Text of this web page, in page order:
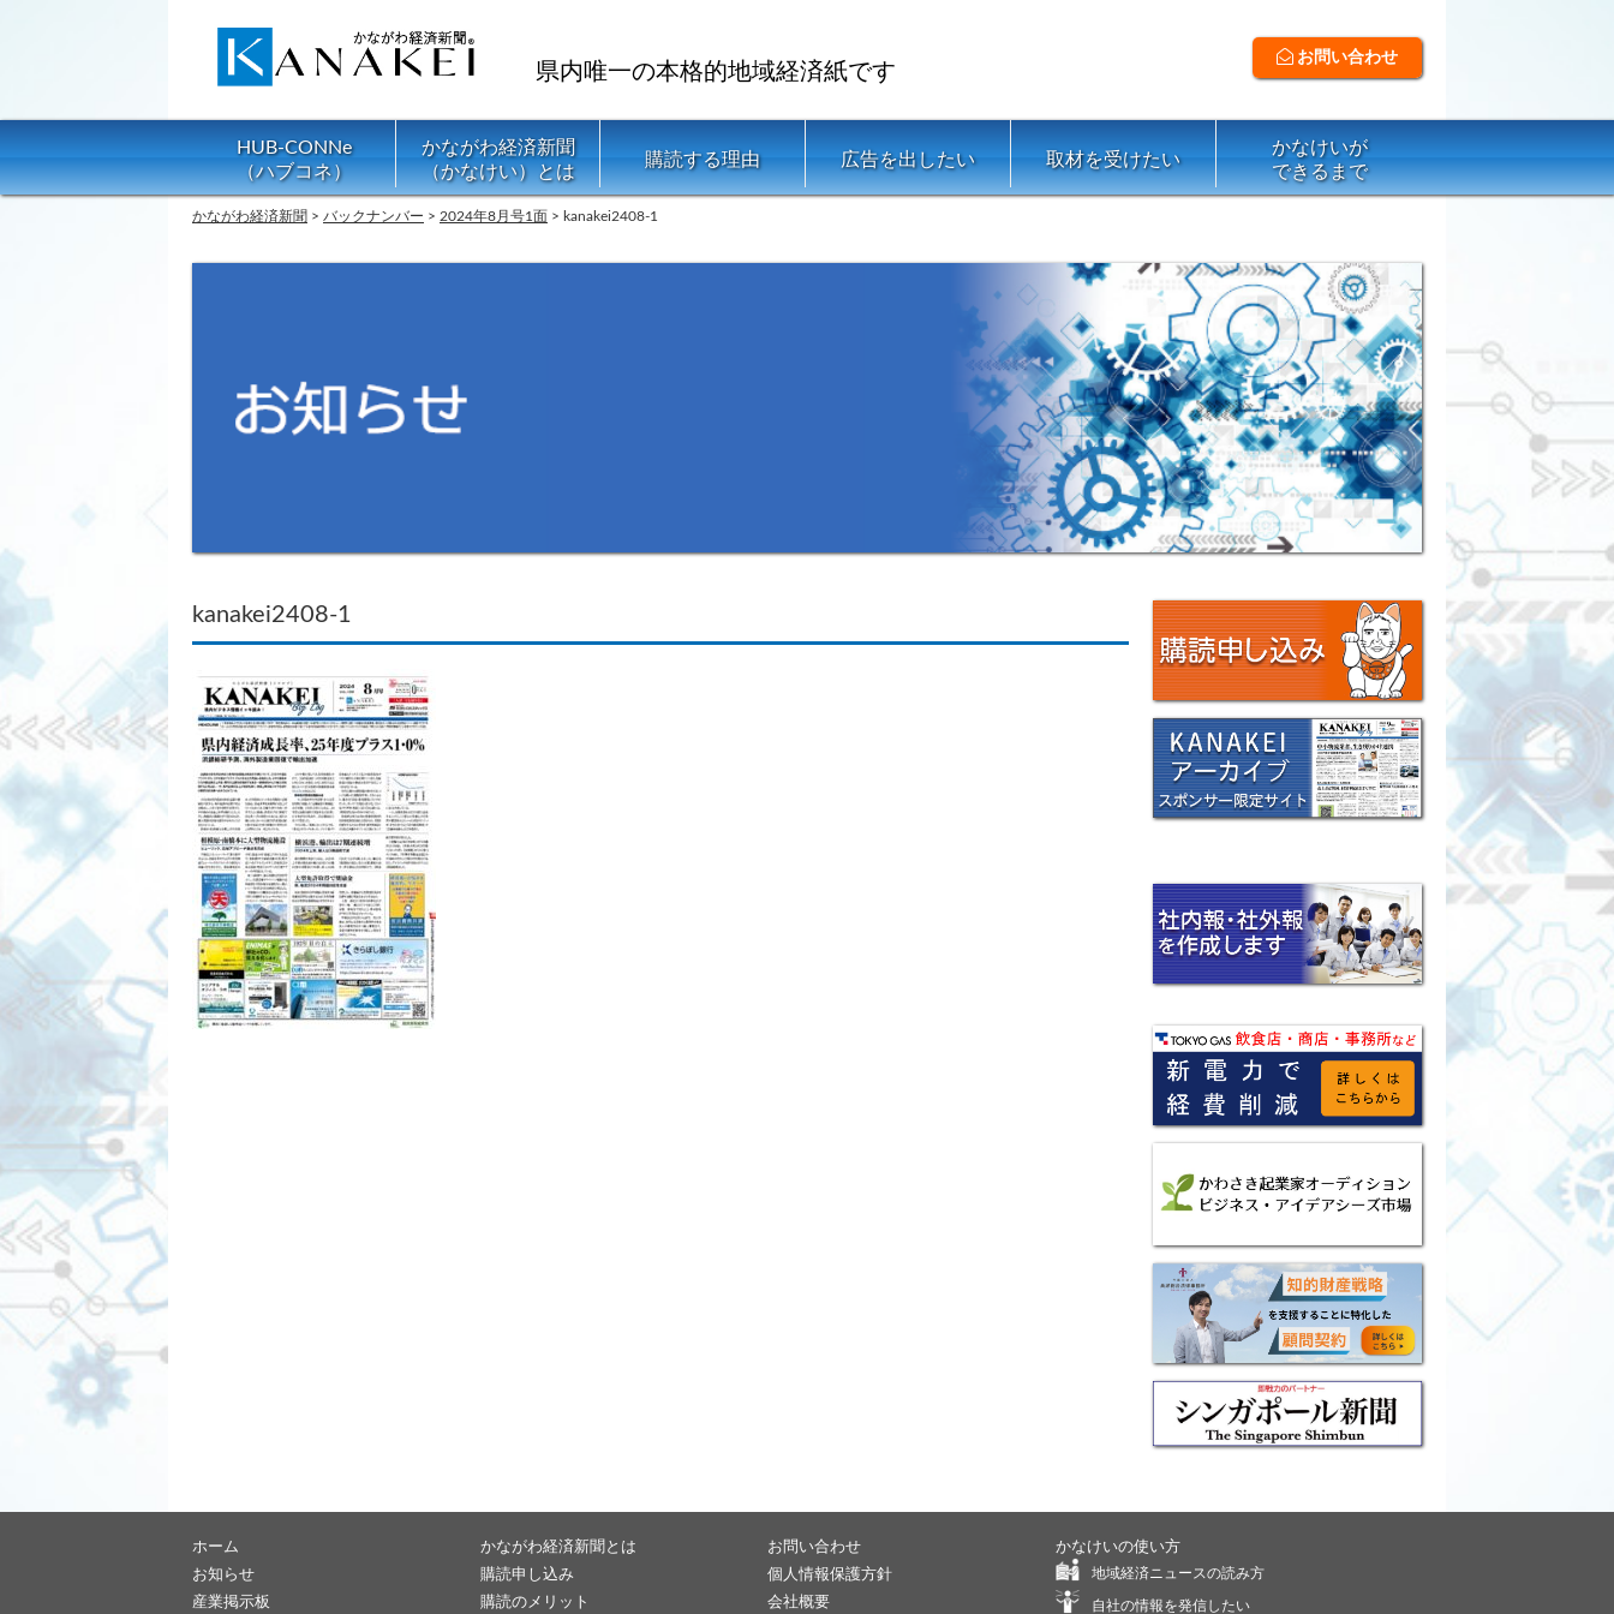
県内唯一の本格的地域経済紙です
お問い合わせ
HUB-CONNe
（ハブコネ）
かながわ経済新聞
（かなけい）とは
購読する理由 広告を出したい 取材を受けたい
かなけいが
できるまで
かながわ経済新聞 > バックナンバー > 2024年8月号1面 > kanakei2408-1
kanakei2408-1
ホーム
お知らせ
産業掲示板
かながわ経済新聞とは
購読申し込み
購読のメリット
お問い合わせ
個人情報保護方針
会社概要
かなけいの使い方
地域経済ニュースの読み方
自社の情報を発信したい